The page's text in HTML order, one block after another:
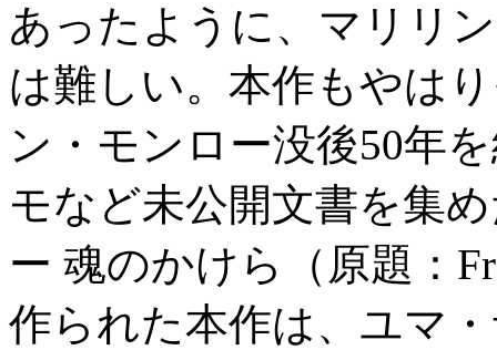
あったように、マリリ
は難しい。本作もやは
ン・モンロー没後50年
モなど未公開文書を集
ー 魂のかけら（原題：
作られた本作は、ユマ